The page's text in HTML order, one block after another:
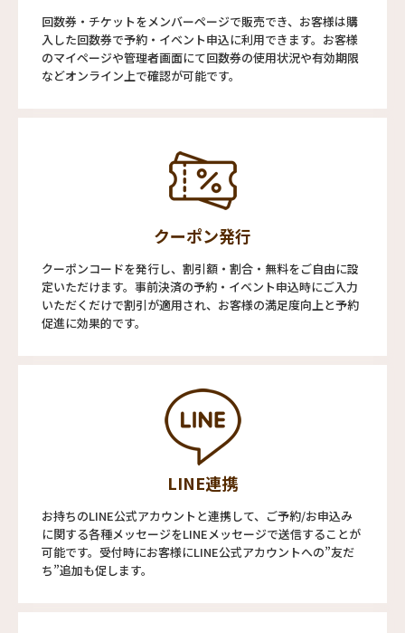
回数券・チケットをメンバーページで販売でき、お客様は購
入した回数券で予約・イベント申込に利用できます。お客様
のマイページや管理者画面にて回数券の使用状況や有効期限
などオンライン上で確認が可能です。
クーポン発行
クーポンコードを発行し、割引額・割合・無料をご自由に設
定いただけます。事前決済の予約・イベント申込時にご入力
いただくだけで割引が適用され、お客様の満足度向上と予約
促進に効果的です。
LINE連携
お持ちのLINE公式アカウントと連携して、ご予約/お申込み
に関する各種メッセージをLINEメッセージで送信することが
可能です。受付時にお客様にLINE公式アカウントへの”友だ
ち”追加も促します。